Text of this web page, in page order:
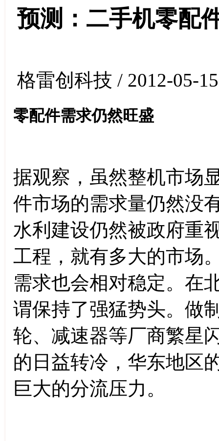
预测：二手机零配
格雷创科技 / 2012-05-15
零配件需求仍然旺盛
据观察，虽然整机市场
件市场的需求量仍然没
水利建设仍然被政府重
工程，就有多大的市场
需求也会相对稳定。在
谓保持了强猛势头。做
轮、减速器等厂商繁星
的日益转冷，华东地区
巨大的分流压力。